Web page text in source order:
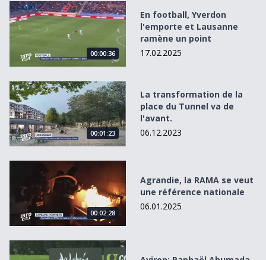
En football, Yverdon l&#039;emporte et Lausanne
00:00:36
En football, Yverdon
l'emporte et Lausanne
ramène un point
17.02.2025
La transformation de la place du Tunnel va de
00:01:23
La transformation de la
place du Tunnel va de
l'avant.
06.12.2023
Agrandie, la RAMA se veut une référence nationale
00:02:28
Agrandie, la RAMA se veut
une référence nationale
06.01.2025
Aviron: Raphaël Ahumada se qualifie pour la finale